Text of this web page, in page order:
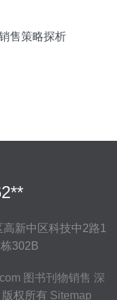
售策略探析
新中区科技中2路1
302B
图书刊物销售 深
版权所有 Sitemap